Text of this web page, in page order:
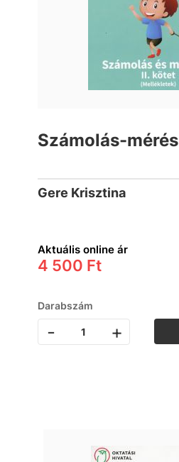
Számolás-
Gere Krisztina
Aktuális online ár
4 500 Ft
Darabszám
- +